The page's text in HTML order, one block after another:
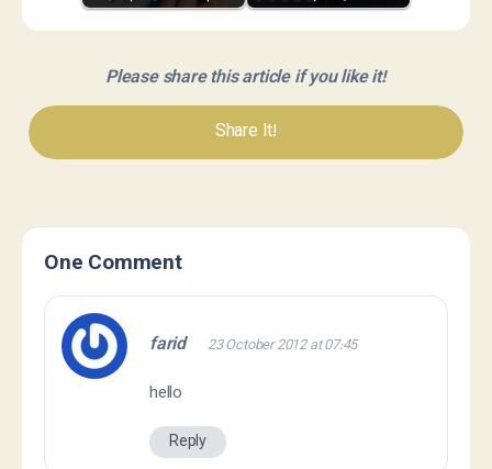
Please share this article if you like it!
Share It!
One Comment
farid 23 October 2012 at 07:45
hello
Reply